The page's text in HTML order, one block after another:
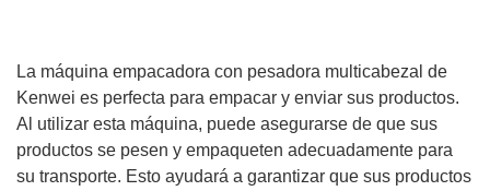
La máquina empacadora con pesadora multicabezal de
Kenwei es perfecta para empacar y enviar sus productos.
Al utilizar esta máquina, puede asegurarse de que sus
productos se pesen y empaqueten adecuadamente para
su transporte. Esto ayudará a garantizar que sus productos